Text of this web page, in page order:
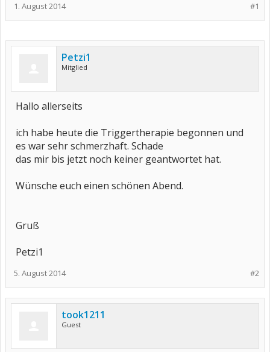
#1
1. August 2014
Petzi1
Mitglied
Hallo allerseits
ich habe heute die Triggertherapie begonnen und
es war sehr schmerzhaft. Schade
das mir bis jetzt noch keiner geantwortet hat.
Wünsche euch einen schönen Abend.
Gruß
Petzi1
#2
5. August 2014
took1211
Guest